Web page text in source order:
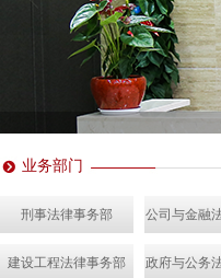
业务部门
刑事法律事务部 公司与金融
建设工程法律事务部 政府与公务